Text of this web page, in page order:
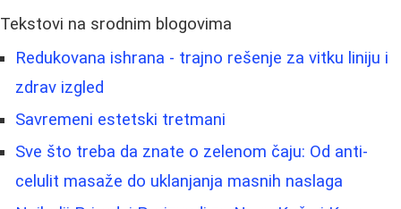
Tekstovi na srodnim blogovima
Redukovana ishrana - trajno rešenje za vitku liniju i
zdrav izgled
Savremeni estetski tretmani
Sve što treba da znate o zelenom čaju: Od anti-
celulit masaže do uklanjanja masnih naslaga